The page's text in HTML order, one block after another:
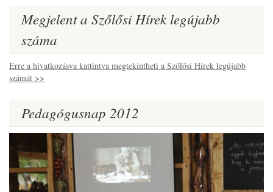
Megjelent a Szőlősi Hírek legújabb
száma
Erre a hivatkozásva kattintva megtekintheti a Szőlősi Hírek legújabb
számát >>
Pedagógusnap 2012